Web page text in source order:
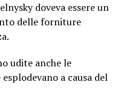
doveva essere un
delle forniture
udite anche le
a causa del